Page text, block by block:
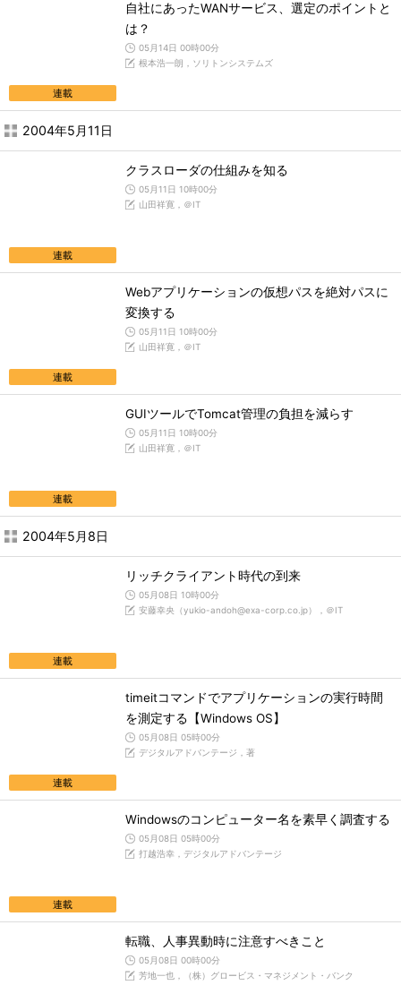
連載
自社にあったWANサービス、選定のポイントと
は？
05月14日 00時00分
根本浩一朗，ソリトンシステムズ
2004年5月11日
連載
クラスローダの仕組みを知る
05月11日 10時00分
山田祥寛，＠IT
連載
Webアプリケーションの仮想パスを絶対パスに
変換する
05月11日 10時00分
山田祥寛，＠IT
連載
GUIツールでTomcat管理の負担を減らす
05月11日 10時00分
山田祥寛，＠IT
2004年5月8日
連載
リッチクライアント時代の到来
05月08日 10時00分
安藤幸央（yukio-andoh@exa-corp.co.jp），＠IT
連載
timeitコマンドでアプリケーションの実行時間
を測定する【Windows OS】
05月08日 05時00分
デジタルアドバンテージ，著
連載
Windowsのコンピューター名を素早く調査する
05月08日 05時00分
打越浩幸，デジタルアドバンテージ
転職、人事異動時に注意すべきこと
05月08日 00時00分
芳地一也，（株）グロービス・マネジメント・バンク